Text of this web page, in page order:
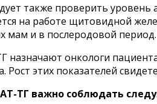
также проверить
на работе щитовидной
мам и в послеродовой период.
назначают онкологи
Рост этих показателей
ТГ важно соблюдать